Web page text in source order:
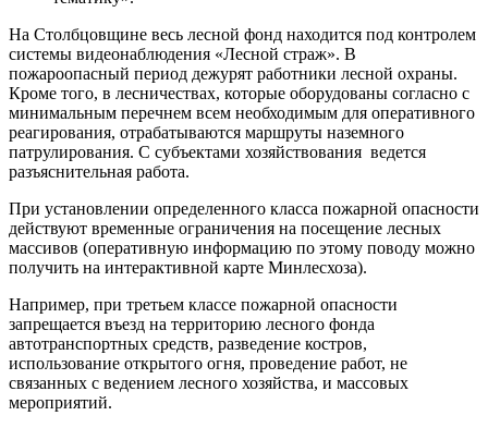
На Столбцовщине весь лесной фонд находится под контролем
системы видеонаблюдения «Лесной страж». В
пожароопасный период дежурят работники лесной охраны.
Кроме того, в лесничествах, которые оборудованы согласно с
минимальным перечнем всем необходимым для оперативного
реагирования, отрабатываются маршруты наземного
патрулирования. С субъектами хозяйствования ведется
разъяснительная работа.
При установлении определенного класса пожарной опасности
действуют временные ограничения на посещение лесных
массивов (оперативную информацию по этому поводу можно
получить на интерактивной карте Минлесхоза).
Например, при третьем классе пожарной опасности
запрещается въезд на территорию лесного фонда
автотранспортных средств, разведение костров,
использование открытого огня, проведение работ, не
связанных с ведением лесного хозяйства, и массовых
мероприятий.